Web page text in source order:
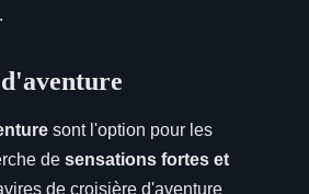
sont l'option pour les
de sensations fortes et
de croisière d'aventure